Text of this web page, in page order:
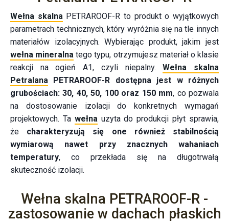
Wełna skalna PETRAROOF-R to produkt o wyjątkowych
parametrach technicznych, który wyróżnia się na tle innych
materiałów izolacyjnych. Wybierając produkt, jakim jest
wełna mineralna tego typu, otrzymujesz materiał o klasie
reakcji na ogień A1, czyli niepalny.Wełna skalna
Petralana
PETRAROOF-R dostępna jest w różnych
grubościach: 30, 40, 50, 100 oraz 150 mm, co pozwala
na dostosowanie izolacji do konkretnych wymagań
projektowych. Ta wełna uzyta do produkcji płyt sprawia,
że charakteryzują się one również stabilnością
wymiarową nawet przy znacznych wahaniach
temperatury, co przekłada się na długotrwałą
skuteczność izolacji.
Wełna skalna PETRAROOF-R -
zastosowanie w dachach płaskich